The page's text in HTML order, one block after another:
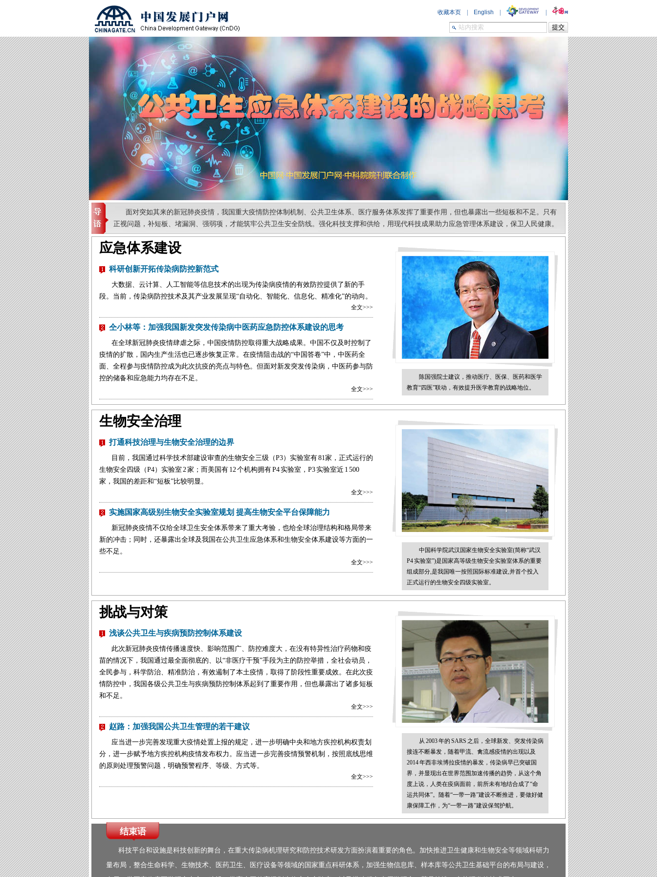
面对突如其来的新冠肺炎疫情，我国重大疫情防控体制机制、公共卫生体系、医疗服务体系发挥了重要作用，但也暴露出一些短板和不足。只有
正视问题，补短板、堵漏洞、强弱项，才能筑牢公共卫生安全防线。强化科技支撑和供给，用现代科技成果助力应急管理体系建设，保卫人民健康。
应急体系建设
陈国强院士建议，推动医疗、医保、医药和医学
教育“四医”联动，有效提升医学教育的战略地位。
科研创新开拓传染病防控新范式
大数据、云计算、人工智能等信息技术的出现为传染病疫情的有效防控提供了新的手
段。当前，传染病防控技术及其产业发展呈现“自动化、智能化、信息化、精准化”的动向。
全文>>>
仝小林等：加强我国新发突发传染病中医药应急防控体系建设的思考
在全球新冠肺炎疫情肆虐之际，中国疫情防控取得重大战略成果。中国不仅及时控制了
疫情的扩散，国内生产生活也已逐步恢复正常。在疫情阻击战的“中国答卷”中，中医药全
面、全程参与疫情防控成为此次抗疫的亮点与特色。但面对新发突发传染病，中医药参与防
控的储备和应急能力均存在不足。
全文>>>
生物安全治理
中国科学院武汉国家生物安全实验室(简称“武汉
P4 实验室”)是国家高等级生物安全实验室体系的重要
组成部分,是我国唯一按照国际标准建设,并首个投入
正式运行的生物安全四级实验室。
打通科技治理与生物安全治理的边界
目前，我国通过科学技术部建设审查的生物安全三级（P3）实验室有 81家，正式运行的
生物安全四级（P4）实验室 2 家；而美国有 12 个机构拥有 P4 实验室，P3 实验室近 1 500
家，我国的差距和“短板”比较明显。
全文>>>
实施国家高级别生物安全实验室规划 提高生物安全平台保障能力
新冠肺炎疫情不仅给全球卫生安全体系带来了重大考验，也给全球治理结构和格局带来
新的冲击；同时，还暴露出全球及我国在公共卫生应急体系和生物安全体系建设等方面的一
些不足。
全文>>>
挑战与对策
从 2003 年的 SARS 之后，全球新发、突发传染病
接连不断暴发，随着甲流、禽流感疫情的出现以及
2014 年西非埃博拉疫情的暴发，传染病早已突破国
界，并显现出在世界范围加速传播的趋势，从这个角
度上说，人类在疫病面前，前所未有地结合成了“命
运共同体”。随着“一带一路”建设不断推进，要做好健
康保障工作，为“一带一路”建设保驾护航。
浅谈公共卫生与疾病预防控制体系建设
此次新冠肺炎疫情传播速度快、影响范围广、防控难度大，在没有特异性治疗药物和疫
苗的情况下，我国通过最全面彻底的、以“非医疗干预”手段为主的防控举措，全社会动员，
全民参与，科学防治、精准防治，有效遏制了本土疫情，取得了阶段性重要成效。在此次疫
情防控中，我国各级公共卫生与疾病预防控制体系起到了重要作用，但也暴露出了诸多短板
和不足。
全文>>>
赵路：加强我国公共卫生管理的若干建议
应当进一步完善发现重大疫情处置上报的规定，进一步明确中央和地方疾控机构权责划
分，进一步赋予地方疾控机构疫情发布权力。应当进一步完善疫情预警机制，按照底线思维
的原则处理预警问题，明确预警程序、等级、方式等。
全文>>>
结束语
科技平台和设施是科技创新的舞台，在重大传染病机理研究和防控技术研发方面扮演着重要的角色。加快推进卫生健康和生物安全等领域科研力
量布局，整合生命科学、生物技术、医药卫生、医疗设备等领域的国家重点科研体系，加强生物信息库、样本库等公共卫生基础平台的布局与建设，